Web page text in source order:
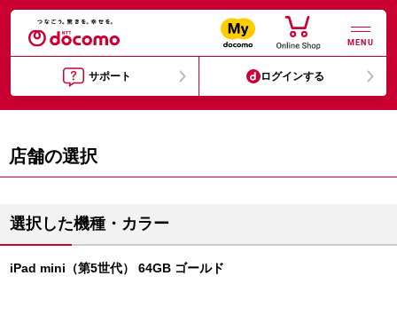
MENU
サポート ログインする
店舗の選択
選択した機種・カラー
iPad mini（第5世代） 64GB ゴールド